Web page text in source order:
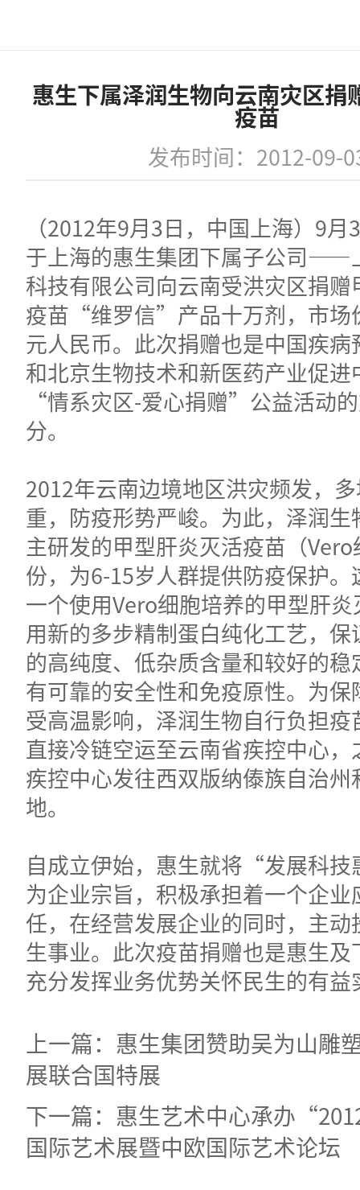
惠生下属泽润生物向云南灾区捐
疫苗
发布时间：2012-09-
（2012年9月3日，中国上海）9
于上海的惠生集团下属子公司——
科技有限公司向云南受洪灾区捐
疫苗“维罗信”产品十万剂，市场
元人民币。此次捐赠也是中国疾
和北京生物技术和新医药产业促进
“情系灾区-爱心捐赠”公益活动
分。
2012年云南边境地区洪灾频发，
重，防疫形势严峻。为此，泽润
主研发的甲型肝炎灭活疫苗（
份，为6-15岁人群提供防疫保护
一个使用Vero细胞培养的甲型肝
用新的多步精制蛋白纯化工艺，
的高纯度、低杂质含量和较好的
有可靠的安全性和免疫原性。为
受高温影响，泽润生物自行负担
直接冷链空运至云南省疾控中心
疾控中心发往西双版纳傣族自治州
地。
自成立伊始，惠生就将“发展科
为企业宗旨，积极承担着一个企
任，在经营发展企业的同时，主动
生事业。此次疫苗捐赠也是惠生
充分发挥业务优势关怀民生的有益
上一篇：惠生集团赞助吴为山雕
展联合国特展
下一篇：惠生艺术中心承办
国际艺术展暨中欧国际艺术论坛